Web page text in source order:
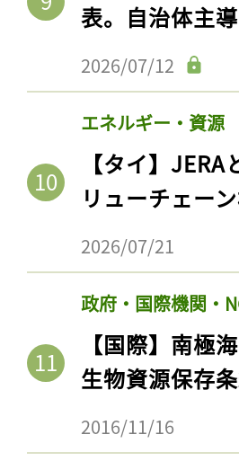
表。自治体主
2026/07/12
エネルギー・資源
【タイ】
リューチェー
2026/07/21
政府・国際機関・
【国際】南極
生物資源保存
2016/11/16